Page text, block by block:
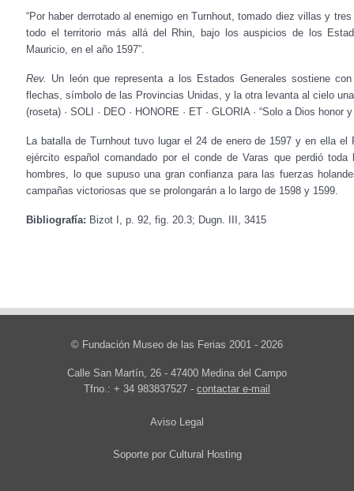
“Por haber derrotado al enemigo en Turnhout, tomado diez villas y
todo el territorio más allá del Rhin, bajo los auspicios de los
Mauricio, en el año 1597”.
Rev. Un león que representa a los Estados Generales sostiene
flechas, símbolo de las Provincias Unidas, y la otra levanta al cielo
(roseta) · SOLI · DEO · HONORE · ET · GLORIA · “Solo a Dios honor y
La batalla de Turnhout tuvo lugar el 24 de enero de 1597 y en ella el
ejército español comandado por el conde de Varas que perdió
hombres, lo que supuso una gran confianza para las fuerzas
campañas victoriosas que se prolongarán a lo largo de 1598 y 1599.
Bibliografía: Bizot I, p. 92, fig. 20.3; Dugn. III, 3415
© Fundación Museo de las Ferias 2001 - 2026
Calle San Martín, 26 - 47400 Medina del Campo
Tfno.: + 34 983837527 - contactar e-mail
Aviso Legal
Soporte por Cultural Hosting